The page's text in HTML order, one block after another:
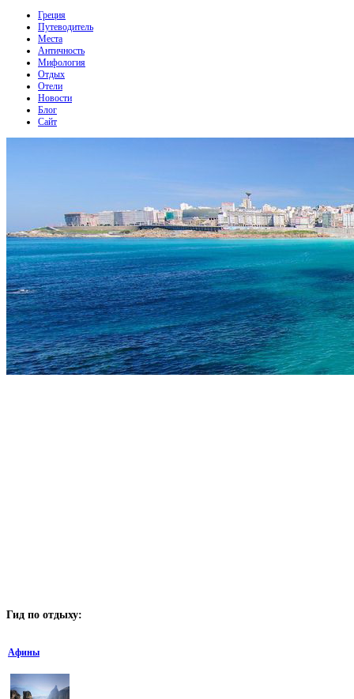
Греция
Путеводитель
Места
Античность
Мифология
Отдых
Отели
Новости
Блог
Сайт
Гид по отдыху:
Афины